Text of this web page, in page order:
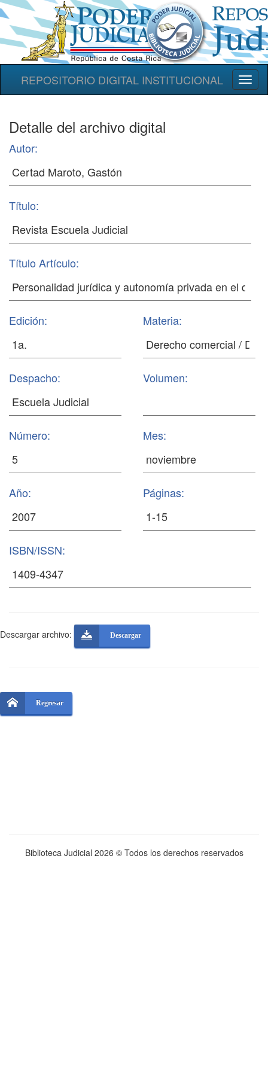
REPOSITORIO DIGITAL INSTITUCIONAL
Detalle del archivo digital
Autor:
Título:
Título Artículo:
Edición: Materia:
Despacho: Volumen:
Número: Mes:
Año: Páginas:
ISBN/ISSN:
Descargar archivo: Descargar
Regresar
Biblioteca Judicial 2026 © Todos los derechos reservados